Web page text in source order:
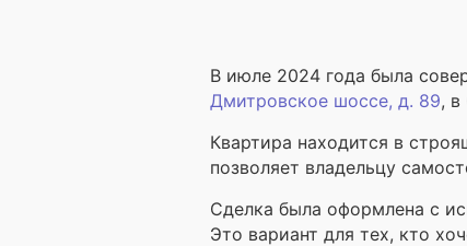
В июле 2024 года была
Дмитровское шоссе, д. 89, в
Квартира находится в
позволяет владельцу
Сделка была оформлена с
Это вариант для тех, кто